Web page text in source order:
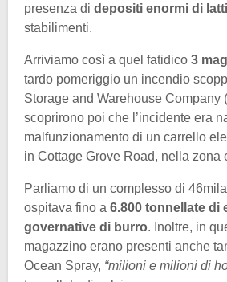
presenza di depositi enormi di
stabilimenti.
Arriviamo così a quel fatidico 3
tardo pomeriggio un incendio
Storage and Warehouse Company
scoprirono poi che l’incidente era
malfunzionamento di un carrello
in Cottage Grove Road, nella zona
Parliamo di un complesso di
ospitava fino a 6.800 tonnellate di
governative di burro. Inoltre, in
magazzino erano presenti anche
Ocean Spray, “milioni e milioni di